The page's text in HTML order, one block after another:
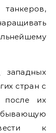
западных
стран с
после их
к